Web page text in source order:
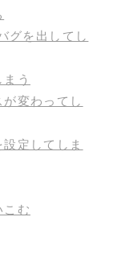
グを出してし
う
変わってし
定してしま
む